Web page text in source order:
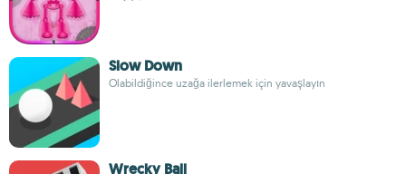
Slow Down
Olabildiğince uzağa ilerlemek için yavaşlayın
Wrecky Ball